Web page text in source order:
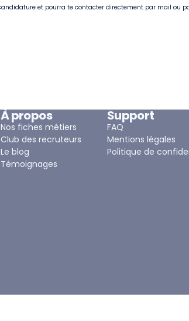
et pourra te contacter directement par mail ou
À propos
Nos fiches métiers
Club des recruteurs
Le blog
Témoignages
Support
FAQ
Mentions légales
Politique de